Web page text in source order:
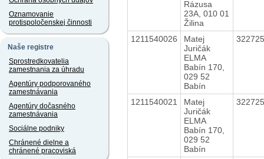
Oznamovanie
protispoločenskej činnosti
Naše registre
Sprostredkovatelia
zamestnania za úhradu
Agentúry podporovaného
zamestnávania
Agentúry dočasného
zamestnávania
Sociálne podniky
Chránené dielne a
chránené pracoviská
Rázusa
23A, 010 01
Žilina
1211540026
Matej
Juričák
ELMA
Babín 170,
029 52
Babín
1211540021
Matej
Juričák
ELMA
Babín 170,
029 52
Babín